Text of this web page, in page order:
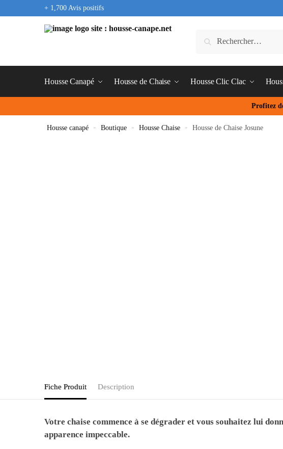
+ 1,700 Avis positifs
Housse Canapé Housse de Chaise Housse Clic Clac
Profitez
Housse canapé » Boutique » Housse Chaise » Housse de Chaise Josune
Fiche Produit Description
Votre chaise commence à se dégrader et vous souhaitez lui
apparence impeccable.